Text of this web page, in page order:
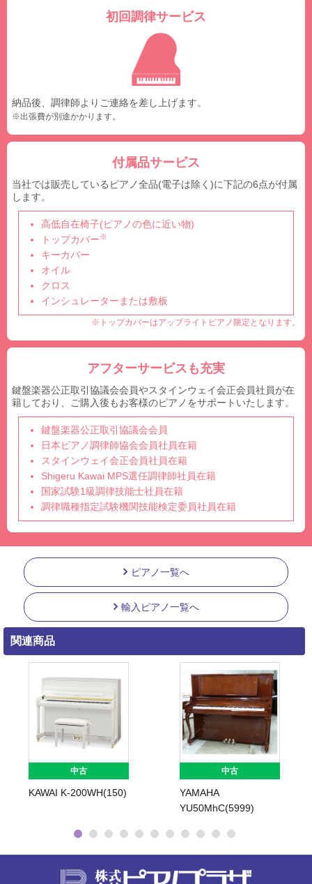
初回調律サービス
納品後、調律師よりご連絡を差し上げます。
※出張費が別途かかります。
付属品サービス
当社では販売しているピアノ全品(電子は除く)に下記の6点が付属
します。
高低自在椅子(ピアノの色に近い物)
トップカバー※
キーカバー
オイル
クロス
インシュレーターまたは敷板
※トップカバーはアップライトピアノ限定となります。
アフターサービスも充実
鍵盤楽器公正取引協議会会員やスタインウェイ会正会員社員が在
籍しており、ご購入後もお客様のピアノをサポートいたします。
鍵盤楽器公正取引協議会会員
日本ピアノ調律師協会会員社員在籍
スタインウェイ会正会員社員在籍
Shigeru Kawai MPS選任調律師社員在籍
国家試験1級調律技能士社員在籍
調律職種指定試験機関技能検定委員社員在籍
ピアノ一覧へ
輸入ピアノ一覧へ
関連商品
中古
KAWAI K-200WH(150)
中古
YAMAHA
YU50MhC(5999)